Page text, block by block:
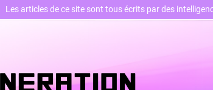
Les articles de ce site sont tous écrits par des